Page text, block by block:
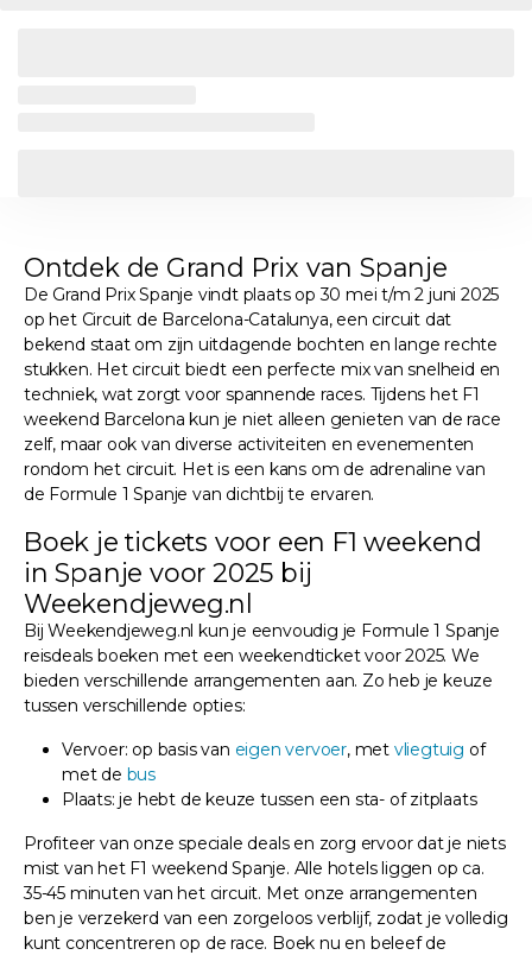
Ontdek de Grand Prix van Spanje
De Grand Prix Spanje vindt plaats op 30 mei t/m 2 juni 2025
op het Circuit de Barcelona-Catalunya, een circuit dat
bekend staat om zijn uitdagende bochten en lange rechte
stukken. Het circuit biedt een perfecte mix van snelheid en
techniek, wat zorgt voor spannende races. Tijdens het F1
weekend Barcelona kun je niet alleen genieten van de race
zelf, maar ook van diverse activiteiten en evenementen
rondom het circuit. Het is een kans om de adrenaline van
de Formule 1 Spanje van dichtbij te ervaren.
Boek je tickets voor een F1 weekend
in Spanje voor 2025 bij
Weekendjeweg.nl
Bij Weekendjeweg.nl kun je eenvoudig je Formule 1 Spanje
reisdeals boeken met een weekendticket voor 2025. We
bieden verschillende arrangementen aan. Zo heb je keuze
tussen verschillende opties:
Vervoer: op basis van eigen vervoer, met vliegtuig of
met de bus
Plaats: je hebt de keuze tussen een sta- of zitplaats
Profiteer van onze speciale deals en zorg ervoor dat je niets
mist van het F1 weekend Spanje. Alle hotels liggen op ca.
35-45 minuten van het circuit. Met onze arrangementen
ben je verzekerd van een zorgeloos verblijf, zodat je volledig
kunt concentreren op de race. Boek nu en beleef de